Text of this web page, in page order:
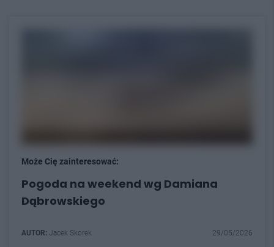
Może Cię zainteresować:
Pogoda na weekend wg Damiana
Dąbrowskiego
AUTOR: Jacek Skorek 29/05/2026